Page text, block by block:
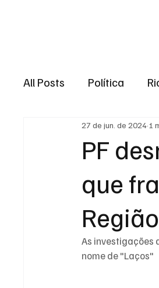
All Posts Política
Região dos lagos
Niterói
Entretenimento
PF
que
27 de jun. de 2024 1
As investigações
nome de "Laços"